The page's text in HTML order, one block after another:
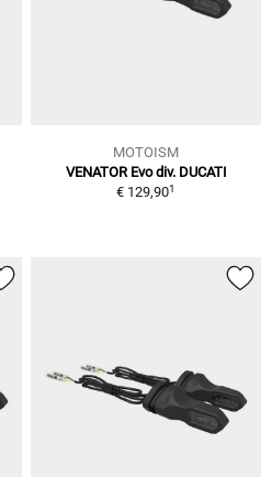
MOTOISM
VENATOR Evo div. DUCATI
€ 129,901